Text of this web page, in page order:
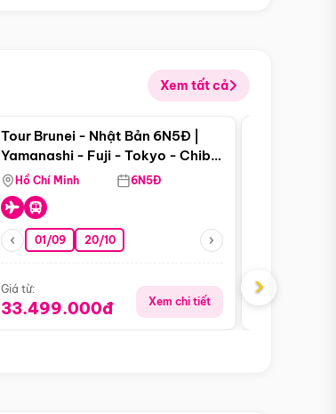
Xem tất cả
Điểm nổi bật
Tour Brunei - Nhật Bản 6N5Đ |
Yamanashi - Fuji - Tokyo - Chiba
- Freeday
Hồ Chí Minh 6N5Đ
01/09 20/10
Giá từ:
33.499.000đ Xem chi tiết
Giá từ:
›